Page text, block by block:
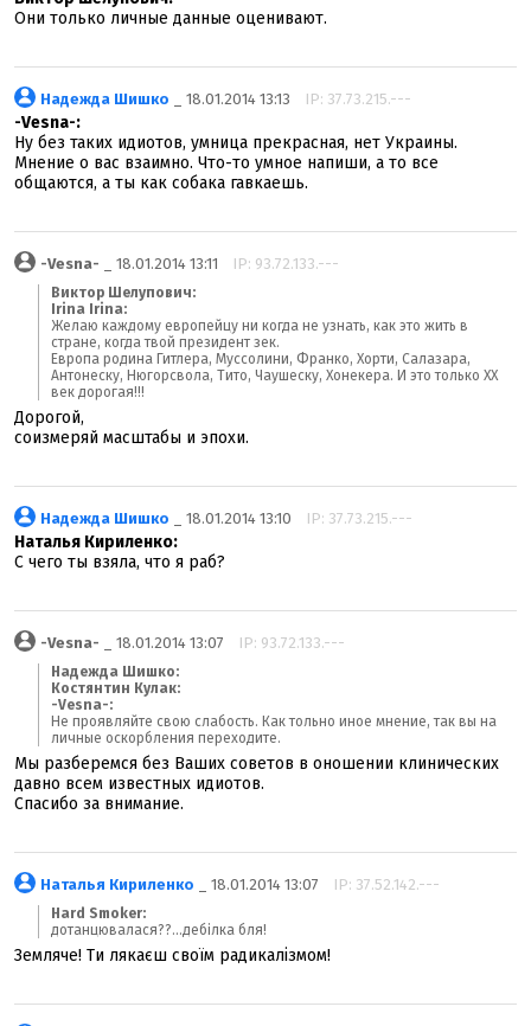
Они только личные данные оценивают.
Надежда Шишко _ 18.01.2014 13:13 IP: 37.73.215.---
-Vesna-:
Ну без таких идиотов, умница прекрасная, нет Украины.
Мнение о вас взаимно. Что-то умное напиши, а то все
общаются, а ты как собака гавкаешь.
-Vesna- _ 18.01.2014 13:11 IP: 93.72.133.---
Виктор Шелупович:
Irina Irina:
Желаю каждому европейцу ни когда не узнать, как это жить в
стране, когда твой президент зек.
Европа родина Гитлера, Муссолини, Франко, Хорти, Салазара,
Антонеску, Нюгорсвола, Тито, Чаушеску, Хонекера. И это только ХХ
век дорогая!!!
Дорогой,
cоизмеряй масштабы и эпохи.
Надежда Шишко _ 18.01.2014 13:10 IP: 37.73.215.---
Наталья Кириленко:
С чего ты взяла, что я раб?
-Vesna- _ 18.01.2014 13:07 IP: 93.72.133.---
Надежда Шишко:
Костянтин Кулак:
-Vesna-:
Не проявляйте свою слабость. Как тольно иное мнение, так вы на
личные оскорбления переходите.
Мы разберемся без Ваших советов в оношении клинических
давно всем известных идиотов.
Спасибо за внимание.
Наталья Кириленко _ 18.01.2014 13:07 IP: 37.52.142.---
Hard Smoker:
дотанцювалася??...дебілка бля!
Земляче! Ти лякаєш своїм радикалізмом!